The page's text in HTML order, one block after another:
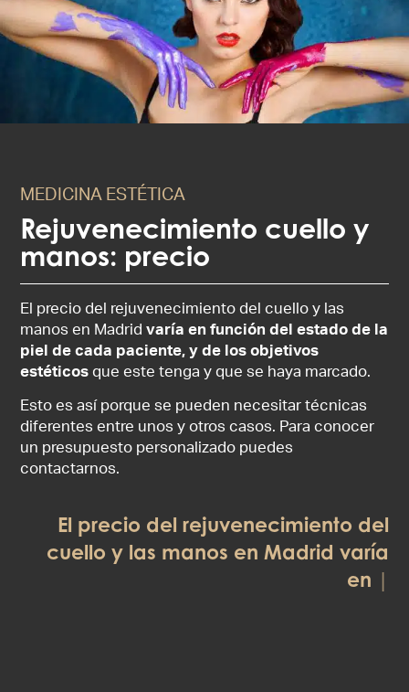
MEDICINA ESTÉTICA
Rejuvenecimiento cuello y
manos: precio
El precio del rejuvenecimiento del cuello y las
manos en Madridvaría en función del estado de la
piel de cada paciente, y de los objetivos
estéticosque este tenga y que se haya marcado.
Esto es así porque se pueden necesitar técnicas
diferentes entre unos y otros casos. Para conocer
un presupuesto personalizado puedes
contactarnos.
El precio del rejuvenecimiento del
cuello y las manos en Madrid varía
en función del estado de la piel de